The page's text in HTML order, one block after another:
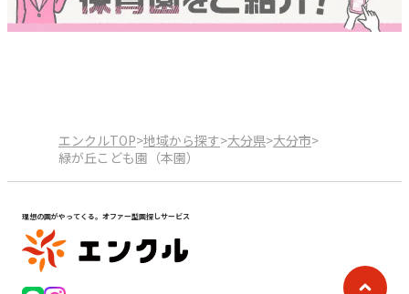
エンクルTOP>地域から探す>大分県>大分市>
緑が丘こども園（本園）
理想の園がやってくる。オファー型園探しサービス